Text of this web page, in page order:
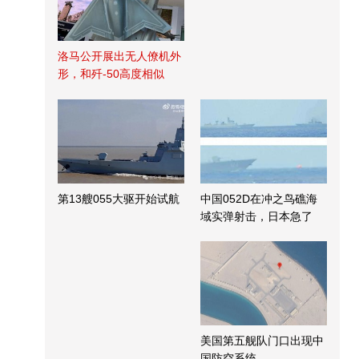
洛马公开展出无人僚机外
形，和歼-50高度相似
第13艘055大驱开始试航
中国052D在冲之鸟礁海
域实弹射击，日本急了
美国第五舰队门口出现中